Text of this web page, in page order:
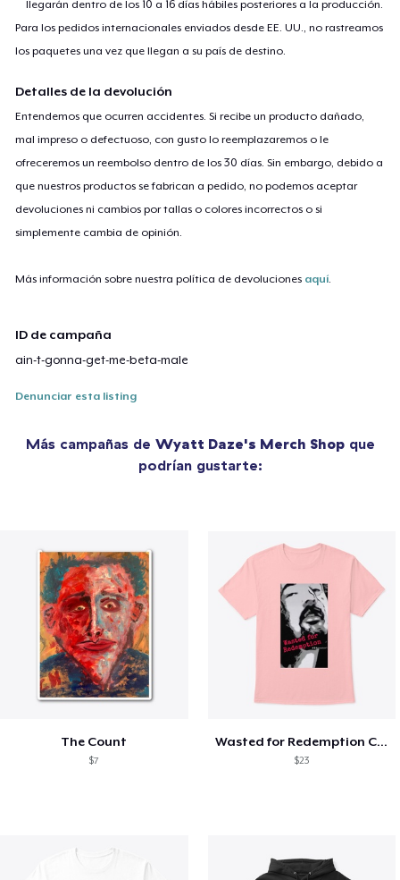
llegarán dentro de los 10 a 16 días hábiles posteriores a la producción.
Para los pedidos internacionales enviados desde EE. UU., no rastreamos
los paquetes una vez que llegan a su país de destino.
Detalles de la devolución
Entendemos que ocurren accidentes. Si recibe un producto dañado,
mal impreso o defectuoso, con gusto lo reemplazaremos o le
ofreceremos un reembolso dentro de los 30 días. Sin embargo, debido a
que nuestros productos se fabrican a pedido, no podemos aceptar
devoluciones ni cambios por tallas o colores incorrectos o si
simplemente cambia de opinión.
Más información sobre nuestra política de devoluciones aquí
ID de campaña
ain-t-gonna-get-me-beta-male
Denunciar esta listing
Más campañas de Wyatt Daze's Merch Shopque
podrían gustarte:
The Count
$7
Wasted for Redemption Classic T
$23